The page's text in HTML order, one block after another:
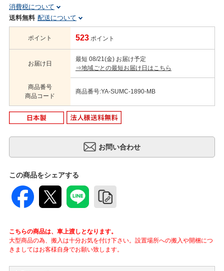
消費税について
送料無料 配送について
ポイント 523 ポイント
お届け日
最短 08/21(金) お届け予定
⇒地域ごとの最短お届け日はこちら
商品番号
商品コード
商品番号:YA-SUMC-1890-MB
この商品をシェアする
こちらの商品は、車上渡しとなります。
大型商品の為、搬入は十分お気を付け下さい。設置場所への搬入や開梱につ
きましてはお客様自身でお願い致します。